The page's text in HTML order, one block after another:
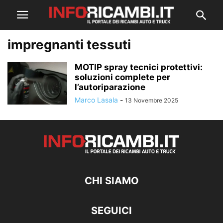
impregnanti tessuti
MOTIP spray tecnici protettivi:
soluzioni complete per
l’autoriparazione
Marco Lasala - 13 Novembre 2025
CHI SIAMO
SEGUICI